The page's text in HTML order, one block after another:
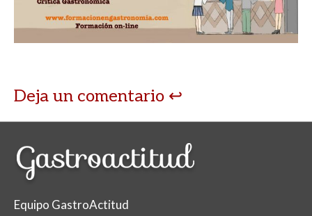
Deja un comentario
Equipo GastroActitud